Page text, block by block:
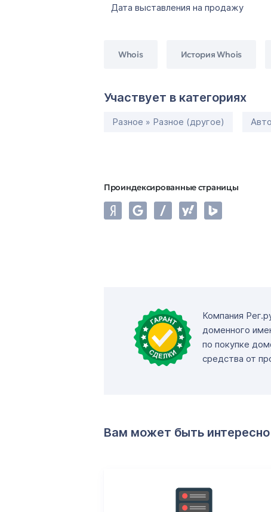
Дата выставления на продажу
Whois История Whois
Участвует в категориях
Разное » Разное (другое)
Проиндексированные страницы
Компания
доменного
по покупке
средства от
Вам может быть интересно